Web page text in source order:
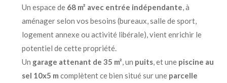
Un espace de 68 m² avec entrée indépendante , à
aménager selon vos besoins (bureaux, salle de sport,
logement annexe ou activité libérale), vient enrichir le
potentiel de cette propriété.
Un garage attenant de 35 m² , un puits, et une piscine au
sel 10x5 m complètent ce bien situé sur une parcelle